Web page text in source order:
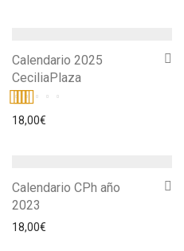
Calendario 2025
CeciliaPlaza
Valorado
18,00€
Calendario CPh año
2023
18,00€